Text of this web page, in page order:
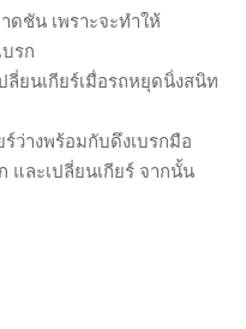
ดชัน เพราะจะทำให้
รก
ลี่ยนเกียร์เมื่อรถหยุดนิ่งสนิท
ว่างพร้อมกับดึงเบรกมือ
และเปลี่ยนเกียร์ จากนั้น